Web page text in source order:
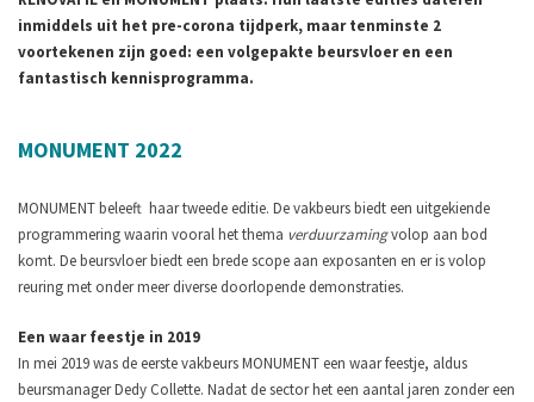
inmiddels uit het pre-corona tijdperk, maar tenminste 2
voortekenen zijn goed: een volgepakte beursvloer en een
fantastisch kennisprogramma.
MONUMENT 2022
MONUMENT beleeft haar tweede editie. De vakbeurs biedt een uitgekiende
programmering waarin vooral het thema verduurzamingvolop aan bod
komt. De beursvloer biedt een brede scope aan exposanten en er is volop
reuring met onder meer diverse doorlopende demonstraties.
Een waar feestje in 2019
In mei 2019 was de eerste vakbeurs MONUMENT een waar feestje, aldus
beursmanager Dedy Collette. Nadat de sector het een aantal jaren zonder een